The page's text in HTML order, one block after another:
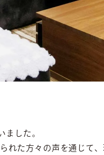
ました。
た方々の声を通じて